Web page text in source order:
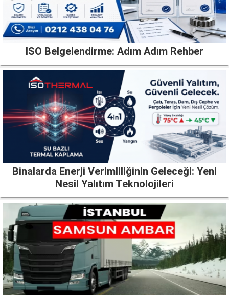
ISO Belgelendirme: Adım Adım Rehber
Binalarda Enerji Verimliliğinin Geleceği: Yeni
Nesil Yalıtım Teknolojileri